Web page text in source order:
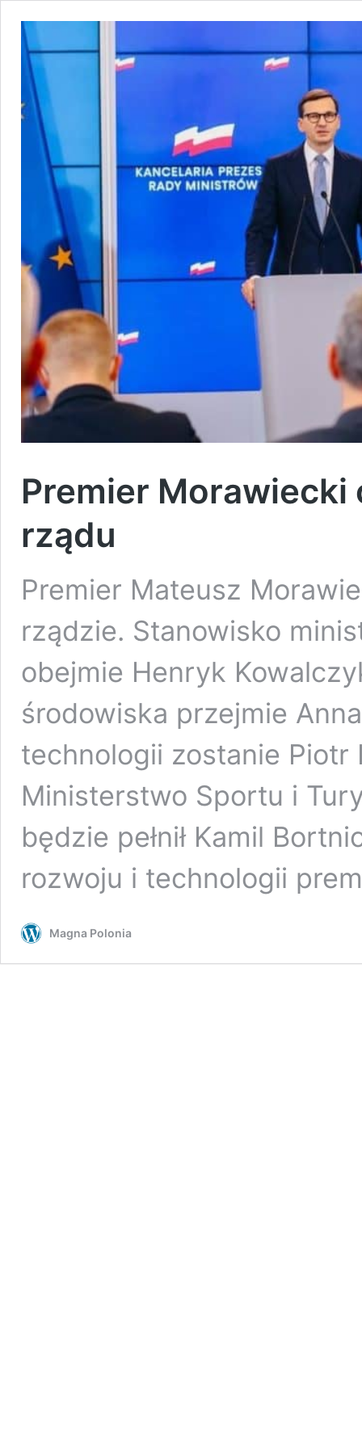
Premier Morawiecki
rządu
Premier Mateusz
rządzie. Stanowisko
obejmie Henryk
środowiska przejmie
technologii zostanie Piotr
Ministerstwo Sportu i
będzie pełnił Kamil
rozwoju i technologii
Magna Polonia